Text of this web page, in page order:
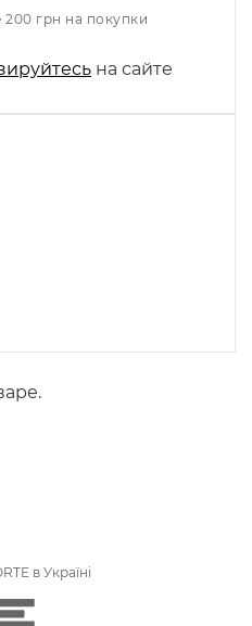
200 грн на покупки
на сайте
в Україні